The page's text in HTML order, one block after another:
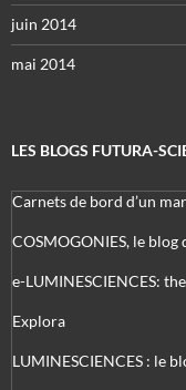
juin 2014
mai 2014
LES BLOGS FUTURA-
Carnets de bord d’un
COSMOGONIES, le
e-LUMINESCIENCES:
Explora
LUMINESCIENCES : le